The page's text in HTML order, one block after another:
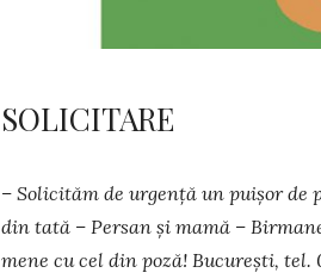
SOLICITARE
– Solicităm de ur­gen­ță un puișor
din tată – Persan și ma­­mă –
mene cu cel din poză! Bucu­rești, tel.